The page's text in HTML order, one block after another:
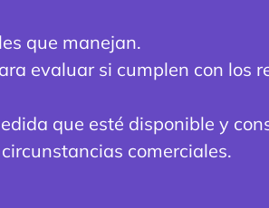
que manejan.
evaluar si cumplen con los
que esté disponible y
comerciales.